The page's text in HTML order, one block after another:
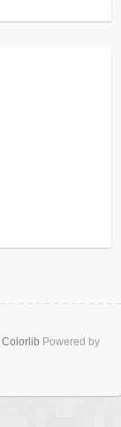
Colorlib Powered by